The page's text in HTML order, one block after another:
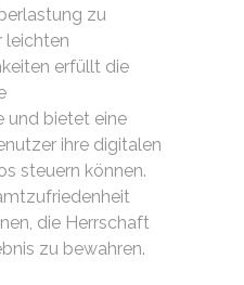
zu
leichten
erfüllt die
und bietet eine
ihre digitalen
steuern können.
die Herrschaft
zu bewahren.